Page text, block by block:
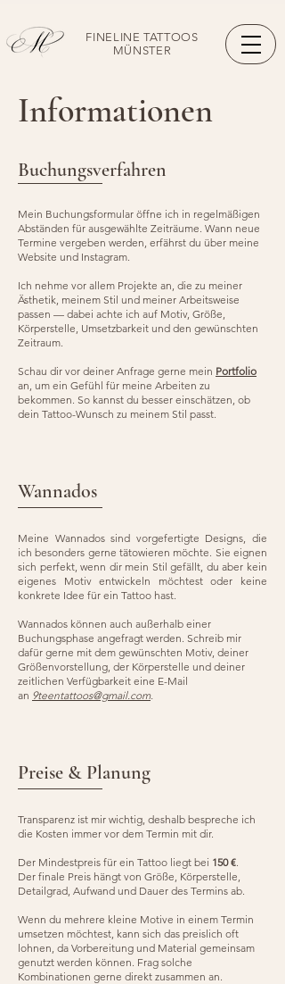
FINELINE TATTOOS
MÜNSTER
Informationen
Buchungsverfahren
Mein Buchungsformular öffne ich in regelmäßigen
Abständen für ausgewählte Zeiträume. Wann neue
Termine vergeben werden, erfährst du über meine
Website und Instagram.
I​ch nehme vor allem Projekte an, die zu meiner
Ästhetik, meinem Stil und meiner Arbeitsweise
passen — dabei achte ich auf Motiv, Größe,
Körperstelle, Umsetzbarkeit und den gewünschten
Zeitraum.
Schau dir vor deiner Anfrage gerne mein Portfolio
an, um ein Gefühl für meine Arbeiten zu
bekommen. So kannst du besser einschätzen, ob
dein Tattoo-Wunsch zu meinem Stil passt.
Wannados
Meine Wannados sind vorgefertigte Designs, die
ich besonders gerne tätowieren möchte. Sie eignen
sich perfekt, wenn dir mein Stil gefällt, du aber kein
eigenes Motiv entwickeln möchtest oder keine
konkrete Idee für ein Tattoo hast.
Wannados können auch außerhalb einer
Buchungsphase angefragt werden. Schreib mir
dafür gerne mit dem gewünschten Motiv, deiner
Größenvorstellung, der Körperstelle und deiner
zeitlichen Verfügbarkeit eine E-Mail
an 9teentattoos@gmail.com.
Preise & Planung
Transparenz ist mir wichtig, deshalb bespreche ich
die Kosten immer vor dem Termin mit dir.
Der Mindestpreis für ein Tattoo liegt bei 150 €.
Der finale Preis hängt von Größe, Körperstelle,
Detailgrad, Aufwand und Dauer des Termins ab.
Wenn du mehrere kleine Motive in einem Termin
umsetzen möchtest, kann sich das preislich oft
lohnen, da Vorbereitung und Material gemeinsam
genutzt werden können. Frag solche
Kombinationen gerne direkt zusammen an.